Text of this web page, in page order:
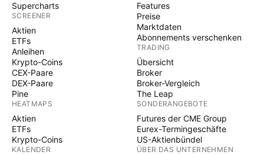
Supercharts
SCREENER
Aktien
ETFs
Anleihen
Krypto-Coins
CEX-Paare
DEX-Paare
Pine
HEATMAPS
Aktien
ETFs
Krypto-Coins
KALENDER
Features
Preise
Marktdaten
Abonnements verschenken
TRADING
Übersicht
Broker
Broker-Vergleich
The Leap
SONDERANGEBOTE
Futures der CME Group
Eurex-Termingeschäfte
US-Aktienbündel
ÜBER DAS UNTERNEHMEN